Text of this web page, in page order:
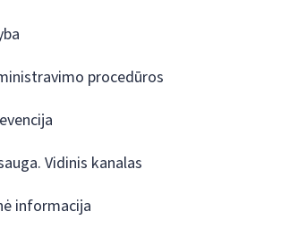
procedūros
Vidinis kanalas
informacija